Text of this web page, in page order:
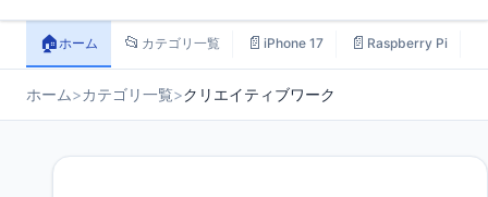
🏠ホーム 📂 カテゴリ一覧 📄 iPhone 17 📄 Raspberry Pi
ホーム>カテゴリ一覧>クリエイティブワーク